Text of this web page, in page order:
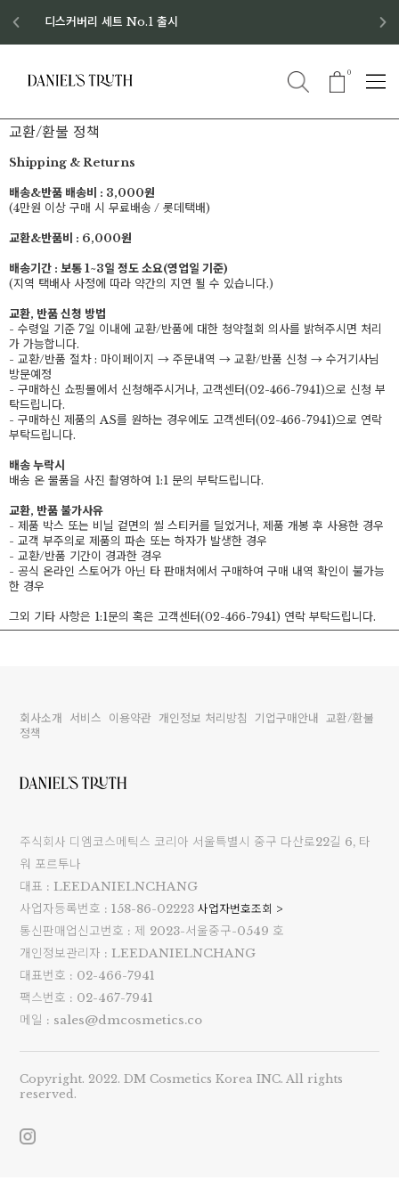
디스커버리 세트 No.1 출시
8월 이벤트 혜택
8월 증정품
신규회원 가입 혜택
0
교환/환불 정책
Shipping & Returns
배송&반품 배송비 : 3,000원
(4만원 이상 구매 시 무료배송 / 롯데택배)
교환&반품비 : 6,000원
배송기간 : 보통 1~3일 정도 소요(영업일 기준)
(지역 택배사 사정에 따라 약간의 지연 될 수 있습니다.)
교환, 반품 신청 방법
- 수령일 기준 7일 이내에 교환/반품에 대한 청약철회 의사를 밝혀주시면 처리
가 가능합니다.
- 교환/반품 절차 : 마이페이지 → 주문내역 → 교환/반품 신청 → 수거기사님
방문예정
- 구매하신 쇼핑몰에서 신청해주시거나, 고객센터(02-466-7941)으로 신청 부
탁드립니다.
- 구매하신 제품의 AS를 원하는 경우에도 고객센터(02-466-7941)으로 연락
부탁드립니다.
배송 누락시
배송 온 물품을 사진 촬영하여 1:1 문의 부탁드립니다.
교환, 반품 불가사유
- 제품 박스 또는 비닐 겉면의 씰 스티커를 딜었거나, 제품 개봉 후 사용한 경우
- 교객 부주의로 제품의 파손 또는 하자가 발생한 경우
- 교환/반품 기간이 경과한 경우
- 공식 온라인 스토어가 아닌 타 판매처에서 구매하여 구매 내역 확인이 불가능
한 경우
그외 기타 사항은 1:1문의 혹은 고객센터(02-466-7941) 연락 부탁드립니다.
회사소개 서비스 이용약관 개인정보 처리방침 기업구매안내
교환/환불
정책
주식회사 디엠코스메틱스 코리아 서울특별시 중구 다산로22길 6, 타
워 포르투나
대표 : LEEDANIELNCHANG
사업자등록번호 : 158-86-02223 사업자번호조회 >
통신판매업신고번호 : 제 2023-서울중구-0549 호
개인정보관리자 : LEEDANIELNCHANG
대표번호 : 02-466-7941
팩스번호 : 02-467-7941
메일 : sales@dmcosmetics.co
Copyright. 2022. DM Cosmetics Korea INC. All rights
reserved.